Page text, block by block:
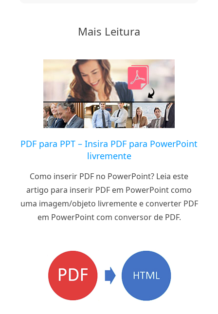
Mais Leitura
PDF para PPT – Insira PDF para PowerPoint
livremente
Como inserir PDF no PowerPoint? Leia este
artigo para inserir PDF em PowerPoint como
uma imagem/objeto livremente e converter PDF
em PowerPoint com conversor de PDF.